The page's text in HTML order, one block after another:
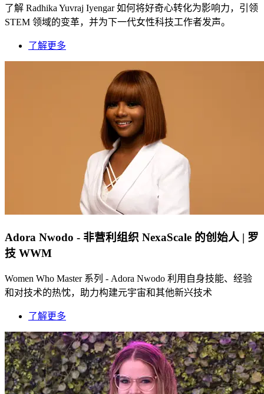
了解 Radhika Yuvraj Iyengar 如何将好奇心转化为影响力，引领
STEM 领域的变革，并为下一代女性科技工作者发声。
了解更多
Adora Nwodo - 非营利组织 NexaScale 的创始人 | 罗
技 WWM
Women Who Master 系列 - Adora Nwodo 利用自身技能、经验
和对技术的热忱，助力构建元宇宙和其他新兴技术
了解更多